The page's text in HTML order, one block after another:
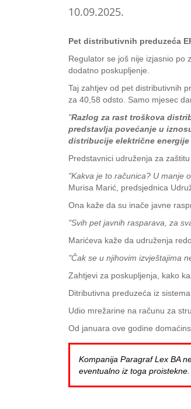
10.09.2025.
Pet distributivnih preduzeća
Regulator se još nije izjasnio po
dodatno poskupljenje.
Taj zahtjev od pet distributivnih
za 40,58 odsto. Samo mjesec
"Razlog za rast troškova
predstavlјa povećanje u
distribucije električne energije
Predstavnici udruženja za
"Kakva je to računica? U manje
Murisa Marić, predsjednica
Ona kaže da su inače javne
"Svih pet javnih rasparava, za
Marićeva kaže da udruženja
"Čak se u njihovim izvještajima
Zahtjevi za poskupljenja, kako
Ditributivna preduzeća iz
Udio mrežarine na računu za
Od januara ove godine
Kompanija Paragraf Lex BA
eventualno iz toga